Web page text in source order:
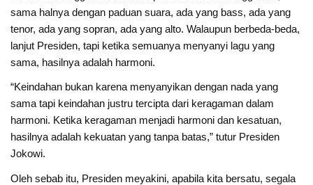
sama halnya dengan paduan suara, ada yang bass, ada yang
tenor, ada yang sopran, ada yang alto. Walaupun berbeda-beda,
lanjut Presiden, tapi ketika semuanya menyanyi lagu yang
sama, hasilnya adalah harmoni.
“Keindahan bukan karena menyanyikan dengan nada yang
sama tapi keindahan justru tercipta dari keragaman dalam
harmoni. Ketika keragaman menjadi harmoni dan kesatuan,
hasilnya adalah kekuatan yang tanpa batas,” tutur Presiden
Jokowi.
Oleh sebab itu, Presiden meyakini, apabila kita bersatu, segala